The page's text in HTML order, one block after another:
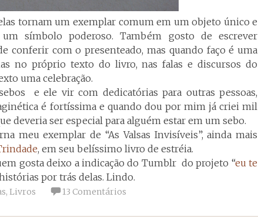
tornam um exemplar comum em um objeto único e
símbolo poderoso. Também gosto de escrever
conferir com o presenteado, mas quando faço é uma
no próprio texto do livro, nas falas e discursos do
uma celebração.
e ele vir com dedicatórias para outras pessoas,
é fortíssima e quando dou por mim já criei mil
deveria ser especial para alguém estar em um sebo.
meu exemplar de “As Valsas Invisíveis”, ainda mais
, em seu belíssimo livro de estréia.
gosta deixo a indicação do Tumblr do projeto “eu te
por trás delas. Lindo.
, Livros 13 Comentários